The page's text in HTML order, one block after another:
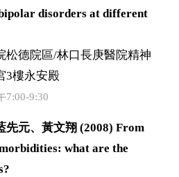
disorders at different
松德院區/林口長庚醫院精神
3樓永安殿
7:00-9:30
先元、黃文翔 (2008) From
what are the